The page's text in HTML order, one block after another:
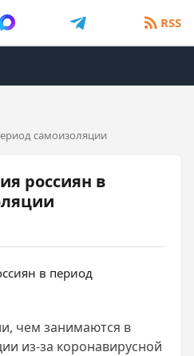
RSS
самоизоляции
россиян в
чем занимаются в
из-за коронавирусной